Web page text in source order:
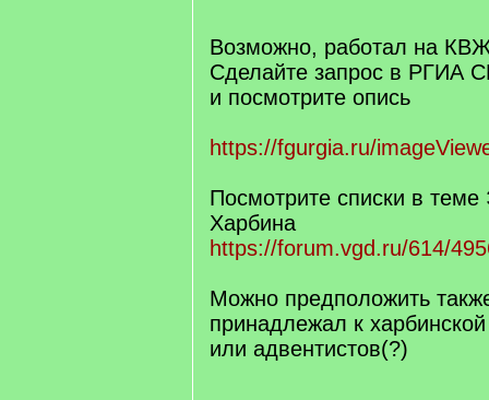
Возможно, работал на
Сделайте запрос в РГИА
и посмотрите опись
https://fgurgia.ru/
Посмотрите списки в теме
Харбина
https://forum.vgd.ru/614/
Можно предположить
принадлежал к
или адвентистов(?)